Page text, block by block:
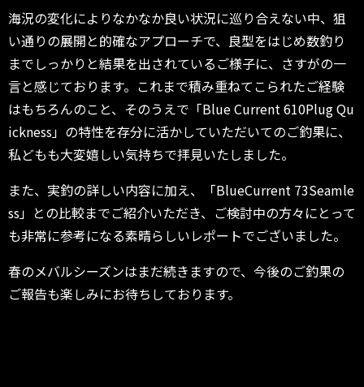
海況の変化によりなかなか良い状況に巡り合えない中、狙
い通りの展開と的確なアプローチで、良型をはじめ数釣り
までしっかりと結果を出されているご様子に、さすがの一
言と感じております。これまで積み重ねてこられたご経験
はもちろんのこと、そのうえで「Blue Current 610Plug Qu
ickness」の特性を存分に活かしていただいてのご釣果に、
私どもも大変嬉しい気持ちで拝見いたしました。
また、実釣の詳しい内容に加え、「BlueCurrent 73Seamle
ss」との比較までご紹介いただき、ご検討中の方々にとって
も非常に参考になる素晴らしいレポートでございました。
春のメバルシーズンはまだ続きますので、今後のご釣果の
ご報告も楽しみにお待ちしております。